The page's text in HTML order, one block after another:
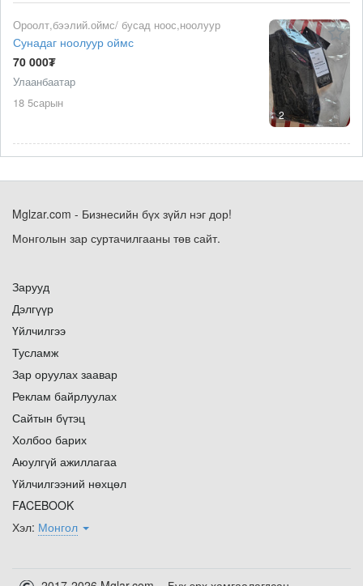
2
Ороолт,бээлий.оймс/ бусад ноос,ноолуур
Сунадаг ноолуур оймс
70 000₮
Улаанбаатар
18 5сарын
Mglzar.com - Бизнесийн бүх зүйл нэг дор!
Монголын зар суртачилгааны төв сайт.
Зарууд
Дэлгүүр
Үйлчилгээ
Тусламж
Зар оруулах заавар
Реклам байрлуулах
Сайтын бүтэц
Холбоо барих
Аюулгүй ажиллагаа
Үйлчилгээний нөхцөл
FACEBOOK
Хэл: Монгол